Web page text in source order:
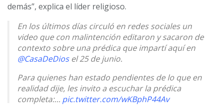
demás”, explica el líder religioso.
En los últimos días circuló en redes sociales un
video que con malintención editaron y sacaron de
contexto sobre una prédica que impartí aquí en
@CasaDeDiosel 25 de junio.
Para quienes han estado pendientes de lo que en
realidad dije, les invito a escuchar la prédica
completa:… pic.twitter.com/wKBphP44Av